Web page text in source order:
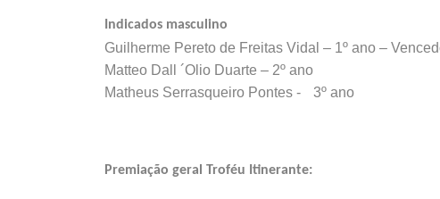
Indicados masculino
Guilherme Pereto de Freitas Vidal – 1º ano –
Matteo Dall ´Olio Duarte – 2º ano
Matheus Serrasqueiro Pontes - 3º ano
Premiação geral Troféu Itinerante: